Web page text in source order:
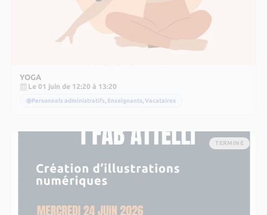
YOGA
Le 01 juin de 12:20 à 13:20
Personnels administratifs, Enseignants, Vacataires
TERMINE